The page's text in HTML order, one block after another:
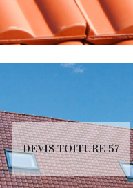
DEVIS TOITURE 57